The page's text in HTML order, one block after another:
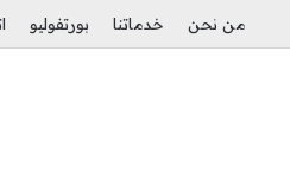
المظلم
بحث عن
من نحن خدماتنا بورتفوليو